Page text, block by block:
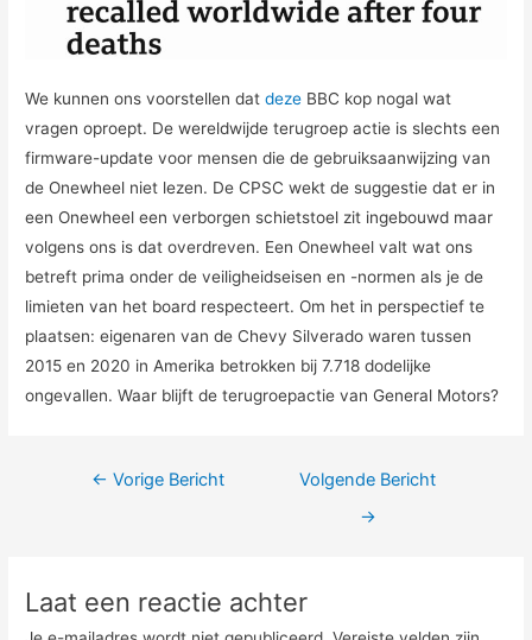
We kunnen ons voorstellen datdeze BBC kop nogal wat
vragen oproept. De wereldwijde terugroep actie is slechts een
firmware-update voor mensen die de gebruiksaanwijzing van
de Onewheel niet lezen. De CPSC wekt de suggestie dat er in
een Onewheel een verborgen schietstoel zit ingebouwd maar
volgens ons is dat overdreven. Een Onewheel valt wat ons
betreft prima onder de veiligheidseisen en -normen als je de
limieten van het board respecteert. Om het in perspectief te
plaatsen: eigenaren van de Chevy Silverado waren tussen
2015 en 2020 in Amerika betrokken bij 7.718 dodelijke
ongevallen. Waar blijft de terugroepactie van General Motors?
Bericht
← Vorige Bericht
Volgende Bericht
→
Laat een reactie achter